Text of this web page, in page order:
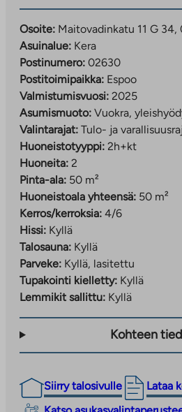
Osoite: Maitovadinkatu 11 G 34,
Asuinalue: Kera
Postinumero: 02630
Postitoimipaikka: Espoo
Valmistumisvuosi: 2025
Asumismuoto: Vuokra,
Valintarajat: Tulo- ja
Huoneistotyyppi: 2h+kt
Huoneita: 2
Pinta-ala: 50 m²
Huoneistoala yhteensä: 50 m²
Kerros/kerroksia: 4/6
Hissi: Kyllä
Talosauna: Kyllä
Parveke: Kyllä, lasitettu
Tupakointi kielletty: Kyllä
Lemmikit sallittu: Kyllä
Kohteen
Siirry talosivulle Lataa
Linkki
vie